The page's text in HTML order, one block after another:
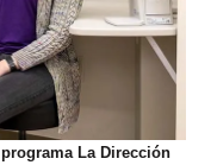
La Dirección